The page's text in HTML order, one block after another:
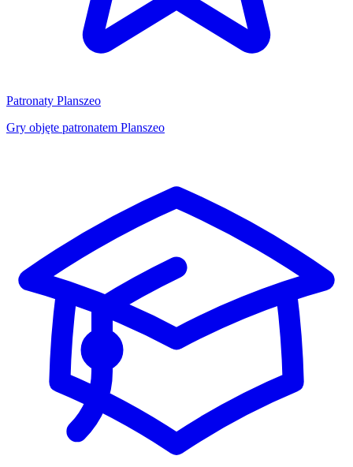
Patronaty Planszeo
Gry objęte patronatem Planszeo